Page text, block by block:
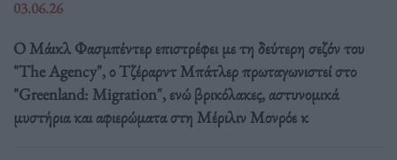
03.06.26
Ο Μάικλ Φασμπέντερ επιστρέφει με τη δεύτερη σεζόν του
"The Agency", ο Τζέραρντ Μπάτλερ πρωταγωνιστεί στο
"Greenland: Migration", ενώ βρικόλακες, αστυνομικά
μυστήρια και αφιερώματα στη Μέριλιν Μονρόε κ